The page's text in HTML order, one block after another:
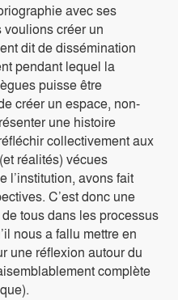
avec ses
créer un
dit de dissémination
pendant lequel la
puisse être
créer un espace, non-
une histoire
collectivement aux
réalités) vécues
l’institution, avons fait
C’est donc une
tous dans les processus
nous a fallu mettre en
une réflexion autour du
complète